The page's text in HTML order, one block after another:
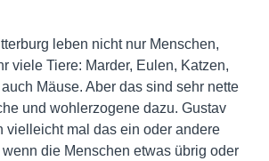
leben nicht nur Menschen,
viele Tiere: Marder, Eulen, Katzen,
Mäuse. Aber das sind sehr nette
und wohlerzogene dazu. Gustav
vielleicht mal das ein oder andere
die Menschen etwas übrig oder